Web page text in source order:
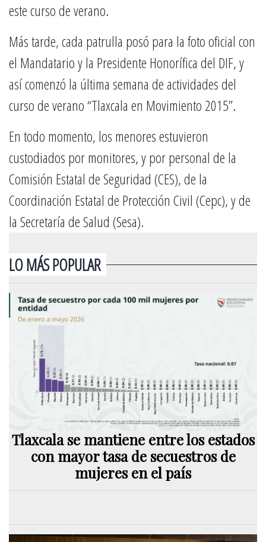
este curso de verano.
Más tarde, cada patrulla posó para la foto oficial con
el Mandatario y la Presidente Honorífica del DIF, y
así comenzó la última semana de actividades del
curso de verano “Tlaxcala en Movimiento 2015”.
En todo momento, los menores estuvieron
custodiados por monitores, y por personal de la
Comisión Estatal de Seguridad (CES), de la
Coordinación Estatal de Protección Civil (Cepc), y de
la Secretaría de Salud (Sesa).
LO MÁS POPULAR
Tlaxcala se mantiene entre los estados
con mayor tasa de secuestros de
mujeres en el país